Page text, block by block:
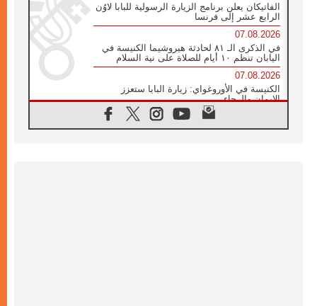
الفاتيكان يعلن برنامج الزيارة الرسولية للبابا لاوُن
الرابع عشر إلى فرنسا
07.08.2026
في الذكرى الـ ٨١ لحادثة هيروشيما الكنيسة في
اليابان تنظم ١٠ أيام للصلاة على نية السلام
07.08.2026
الكنيسة في الأوروغواي: زيارة البابا ستعزز
الإيمان والرجاء
الاجتماع الشهري للمطارنة الموارنة